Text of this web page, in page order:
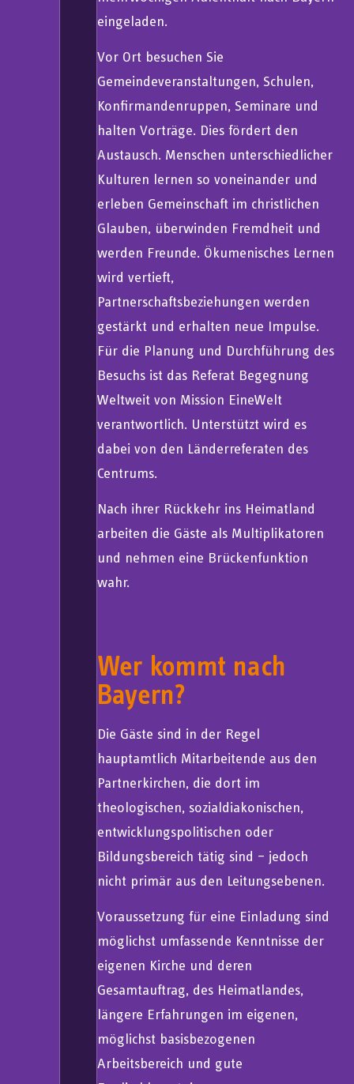
eingeladen.
Vor Ort besuchen Sie
Gemeindeveranstaltungen, Schulen,
Konfirmandenruppen, Seminare und
halten Vorträge. Dies fördert den
Austausch. Menschen unterschiedlicher
Kulturen lernen so voneinander und
erleben Gemeinschaft im christlichen
Glauben, überwinden Fremdheit und
werden Freunde. Ökumenisches Lernen
wird vertieft,
Partnerschaftsbeziehungen werden
gestärkt und erhalten neue Impulse.
Für die Planung und Durchführung des
Besuchs ist das Referat Begegnung
Weltweit von Mission EineWelt
verantwortlich. Unterstützt wird es
dabei von den Länderreferaten des
Centrums.
Nach ihrer Rückkehr ins Heimatland
arbeiten die Gäste als Multiplikatoren
und nehmen eine Brückenfunktion
wahr.
Wer kommt nach
Bayern?
Die Gäste sind in der Regel
hauptamtlich Mitarbeitende aus den
Partnerkirchen, die dort im
theologischen, sozialdiakonischen,
entwicklungspolitischen oder
Bildungsbereich tätig sind – jedoch
nicht primär aus den Leitungsebenen.
Voraussetzung für eine Einladung sind
möglichst umfassende Kenntnisse der
eigenen Kirche und deren
Gesamtauftrag, des Heimatlandes,
längere Erfahrungen im eigenen,
möglichst basisbezogenen
Arbeitsbereich und gute